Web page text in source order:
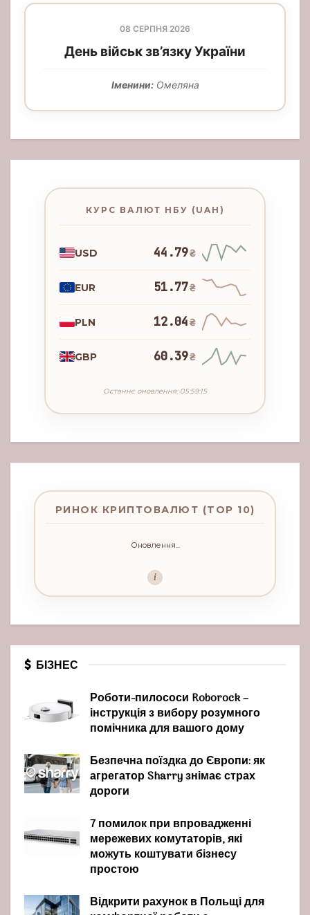
08 СЕРПНЯ 2026
День військ зв’язку України
Іменини:Омеляна
КУРС ВАЛЮТ НБУ (UAH)
USD 44.79₴
EUR 51.77₴
PLN 12.04₴
GBP 60.39₴
Останнє оновлення: 05:59:15
РИНОК КРИПТОВАЛЮТ (TOP 10)
Оновлення...
i
БІЗНЕС
Роботи-пилососи Roborock –
інструкція з вибору розумного
помічника для вашого дому
Безпечна поїздка до Європи: як
агрегатор Sharry знімає страх
дороги
7 помилок при впровадженні
мережевих комутаторів, які
можуть коштувати бізнесу
простою
Відкрити рахунок в Польщі для